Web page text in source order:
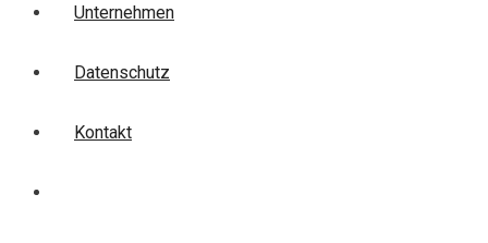
Unternehmen
Datenschutz
Kontakt